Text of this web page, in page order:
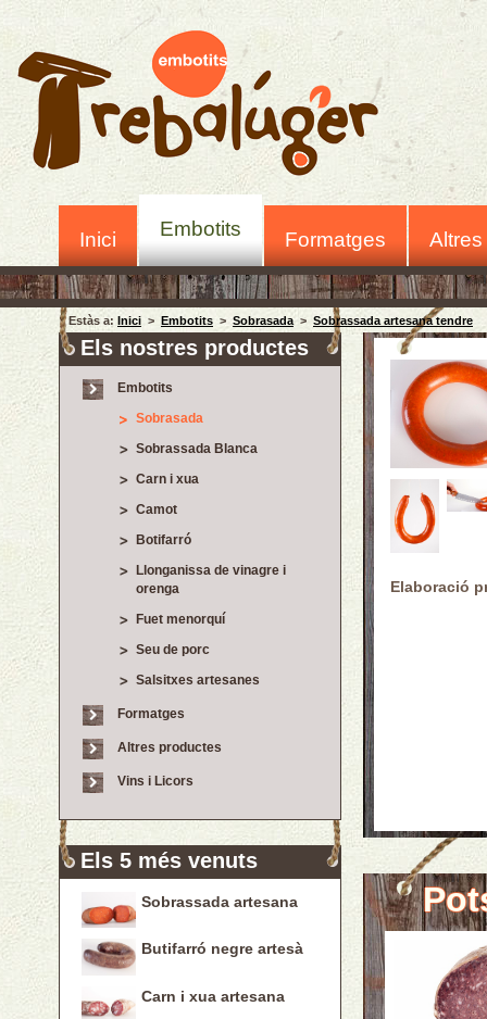
Inici Embotits Formatges
Estàs a: Inici > Embotits > Sobrasada > Sobrassada artesana tendre
Els nostres productes
Embotits
Sobrasada
Sobrassada Blanca
Carn i xua
Camot
Botifarró
Llonganissa de vinagre i
orenga
Fuet menorquí
Seu de porc
Salsitxes artesanes
Formatges
Altres productes
Vins i Licors
Els 5 més venuts
Sobrassada artesana
Butifarró negre artesà
Carn i xua artesana
Elaboració